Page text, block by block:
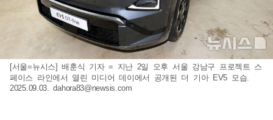
[서울=뉴시스] 배훈식 기자 = 지난 2일 오후 서울 강남구 프로젝트 스
페이스 라인에서 열린 미디어 데이에서 공개된 더 기아 EV5 모습.
2025.09.03.dahora83@newsis.com